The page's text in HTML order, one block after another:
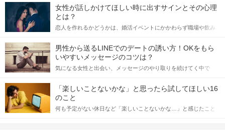
女性が話しかけてほしい時に出すサインとその心理
とは？
恋人を作れるかどうかは、婚活イベントにかかわらず職場や飲み
てアプローチできるかにも左右されます。 これから恋人作りを本
格的に始めようとしている方は、女性が異性を求めて出すサイン
をしっかりと理解し、正しい行動に移せるかどうかが重要。 この
記事では、女性が話しかけて欲しい時に出すサインとその心理を
合にどのような行動に繋げるべきかをご紹介していきます。
男性から送るLINEでのデートの誘い方！OKをもら
いやすいメッセージのコツは？
気になる女性と出会い、メッセージのやり取りを続けてく中で
しかし、中には「どう誘ったらいいの？」とお困りの男性もいら
っしゃるのではないでしょうか。 そこで今回は、男性から女性へ
送るLINEでのデートの誘い方のコツをご紹介します。例文も混じ
えながら解説するので、ぜひ参考にしてください。
「楽しいことないかな」と思ったら試してほしい16
のこと
何も予定がない休日など「楽しいことないかな…」と感じたこと